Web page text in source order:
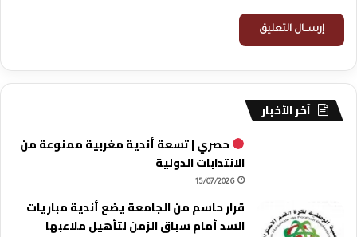
آخر الأخبار
حصري | تسعة أندية مغربية ممنوعة من
الانتدابات الدولية
15/07/2026
قرار حاسم من الجامعة يضع أندية مباريات
السد أمام سباق الزمن لتأهيل ملاعبها